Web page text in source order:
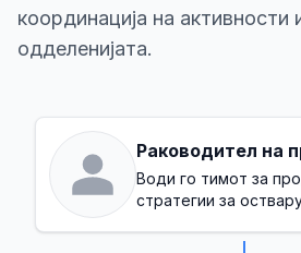
координација на активности
одделенијата.
Раководител на
Води го тимот за
стратегии за